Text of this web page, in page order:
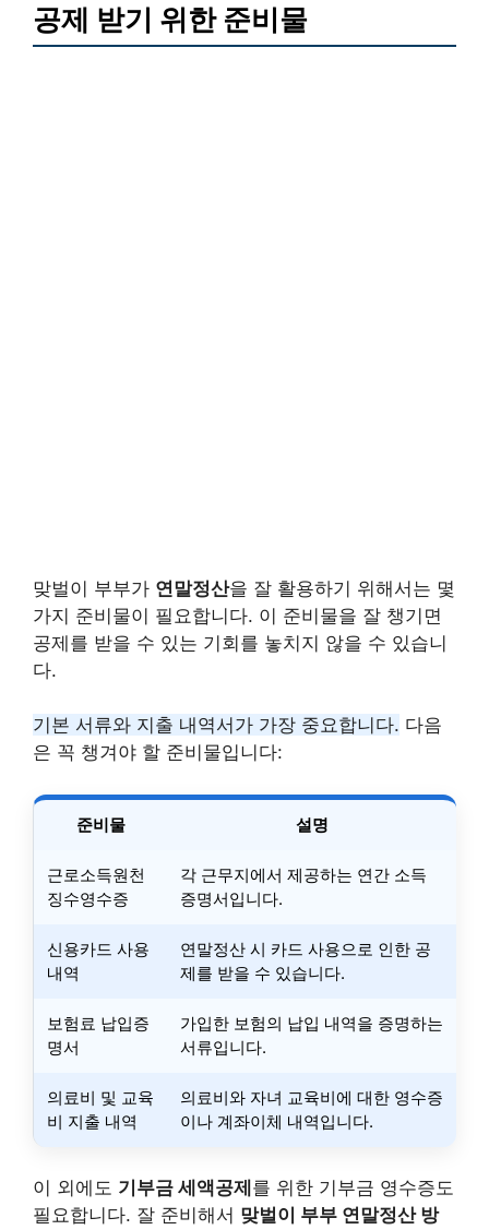
공제 받기 위한 준비물
맞벌이 부부가 연말정산을 잘 활용하기 위해서는 몇
가지 준비물이 필요합니다. 이 준비물을 잘 챙기면
공제를 받을 수 있는 기회를 놓치지 않을 수 있습니
다.
기본 서류와 지출 내역서가 가장 중요합니다. 다음
은 꼭 챙겨야 할 준비물입니다:
준비물 설명
근로소득원천
징수영수증
각 근무지에서 제공하는 연간 소득
증명서입니다.
신용카드 사용
내역
연말정산 시 카드 사용으로 인한 공
제를 받을 수 있습니다.
보험료 납입증
명서
가입한 보험의 납입 내역을 증명하는
서류입니다.
의료비 및 교육
비 지출 내역
의료비와 자녀 교육비에 대한 영수증
이나 계좌이체 내역입니다.
이 외에도 기부금 세액공제 를 위한 기부금 영수증도
필요합니다. 잘 준비해서 맞벌이 부부 연말정산 방